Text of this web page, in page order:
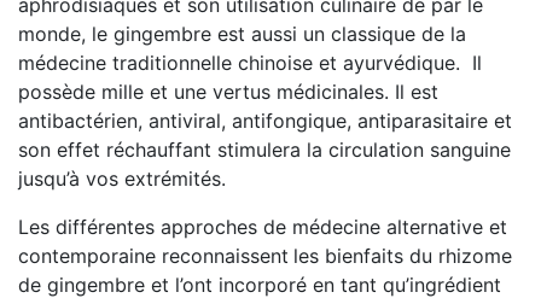
aphrodisiaques et son utilisation culinaire de par le
monde, le gingembre est aussi un classique de la
médecine traditionnelle chinoise et ayurvédique. Il
possède mille et une vertus médicinales. Il est
antibactérien, antiviral, antifongique, antiparasitaire et
son effet réchauffant stimulera la circulation sanguine
jusqu’à vos extrémités.
Les différentes approches de médecine alternative et
contemporaine reconnaissent les bienfaits du rhizome
de gingembre et l’ont incorporé en tant qu’ingrédient